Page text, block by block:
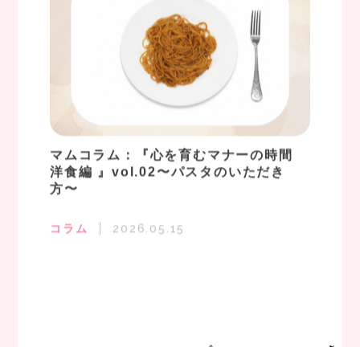
マムコラム：『心を育むマナーの時間
洋食編 』vol.02〜パスタのいただき
方〜
コラム 2026.05.15